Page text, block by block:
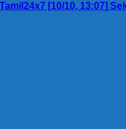
[10/10, 13:07]